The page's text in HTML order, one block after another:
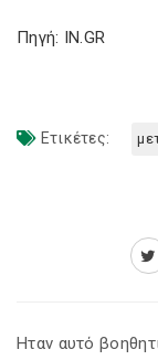
Πηγή: IN.GR
Ετικέτες:
Ηταν αυτό